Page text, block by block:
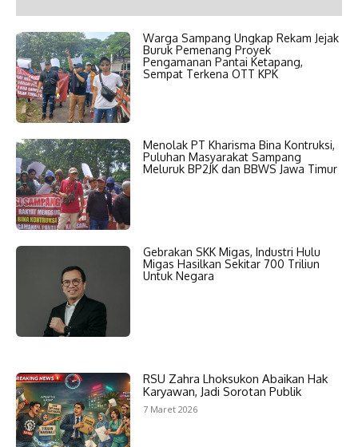
Warga Sampang Ungkap Rekam Jejak
Buruk Pemenang Proyek
Pengamanan Pantai Ketapang,
Sempat Terkena OTT KPK
Menolak PT Kharisma Bina Kontruksi,
Puluhan Masyarakat Sampang
Meluruk BP2JK dan BBWS Jawa Timur
Gebrakan SKK Migas, Industri Hulu
Migas Hasilkan Sekitar 700 Triliun
Untuk Negara
RSU Zahra Lhoksukon Abaikan Hak
Karyawan, Jadi Sorotan Publik
7 Maret 2026